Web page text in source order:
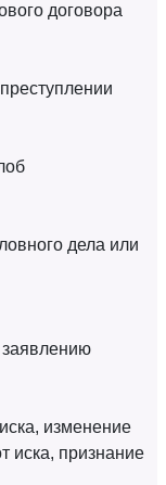
договора
дела или
изменение
иска, признание